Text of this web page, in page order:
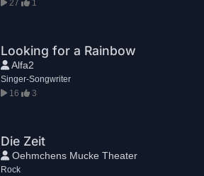
27
1
Looking for a Rainbow
Alfa2
Singer-Songwriter
16
3
Die Zeit
Oehmchens Mucke Theater
Rock